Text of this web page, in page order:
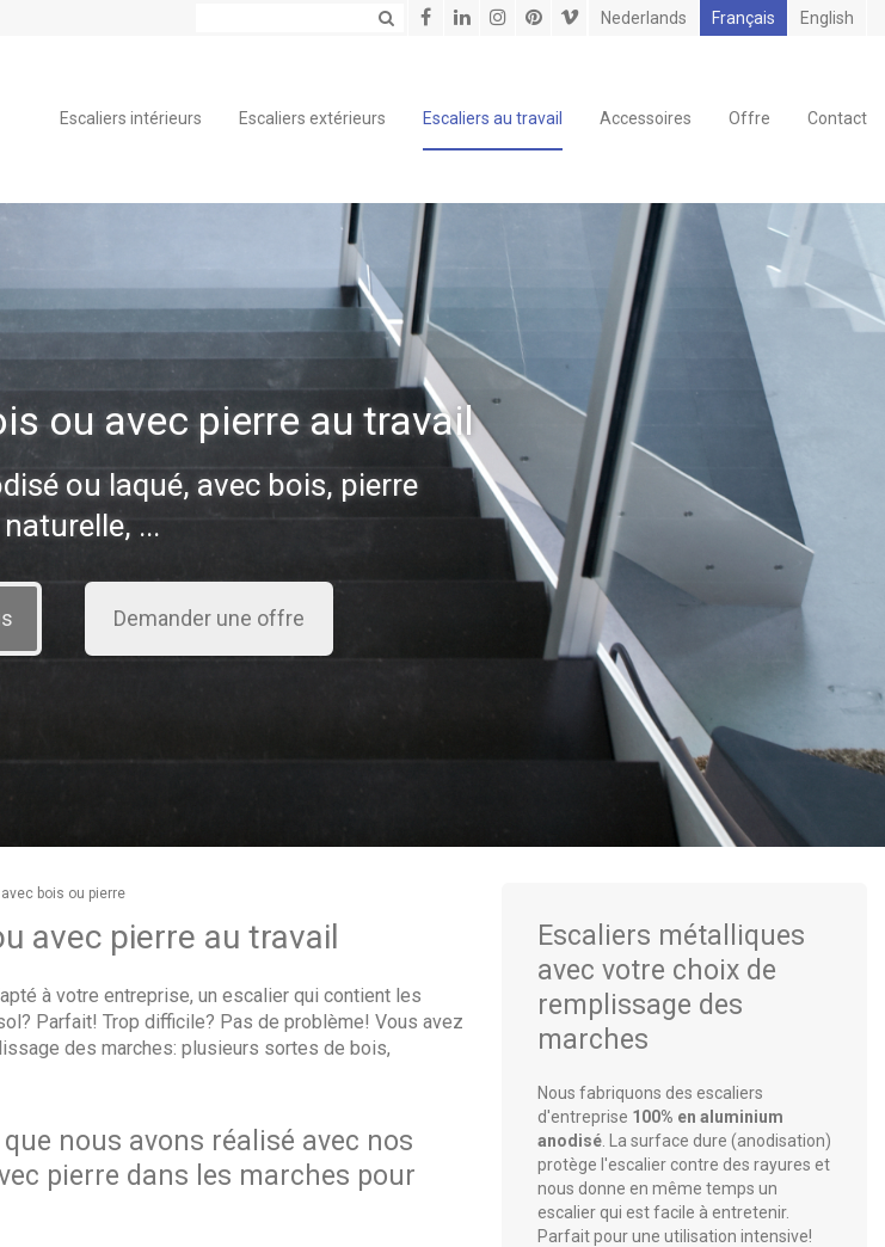
Nederlands Français English
Escaliers intérieurs Escaliers extérieurs Escaliers au travail Accessoires Offre Contact
ou avec pierre au travail
ou laqué, avec bois, pierre
naturelle, ...
bois ou pierre
avec pierre au travail
à votre entreprise, un escalier qui contient les
Parfait! Trop difficile? Pas de problème! Vous avez
des marches: plusieurs sortes de bois,
nous avons réalisé avec nos
pierre dans les marches pour
Escaliers métalliques
avec votre choix de
remplissage des
marches
Nous fabriquons des escaliers
d'entreprise 100% en aluminium
anodisé . La surface dure (anodisation)
protège l'escalier contre des rayures et
nous donne en même temps un
escalier qui est facile à entretenir.
Parfait pour une utilisation intensive!